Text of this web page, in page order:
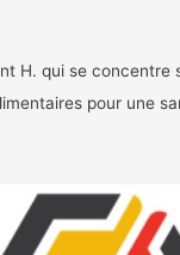
H. qui se concentre
pour une